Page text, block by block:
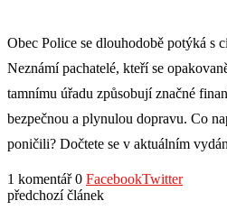
Obec Police se dlouhodobě potýká s
Neznámí pachatelé, kteří se
tamnímu úřadu způsobují značné
bezpečnou a plynulou dopravu. Co
poničili? Dočtete se v aktuálním
1 komentář 0 FacebookTwitter
předchozí článek